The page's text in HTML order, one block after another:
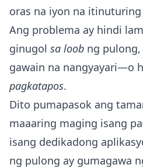
oras na iyon na
Ang problema ay hindi
ginugol sa loob ng
gawain na nangyayari—o
pagkatapos.
Dito pumapasok ang
maaaring maging isang
isang dedikadong
ng pulong ay gumagawa